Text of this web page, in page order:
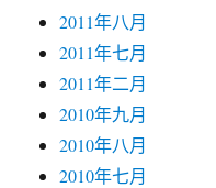
2011年八月
2011年七月
2011年二月
2010年九月
2010年八月
2010年七月